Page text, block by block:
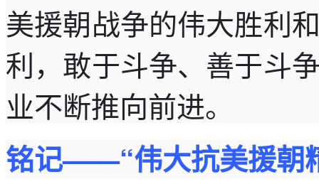
美援朝战争的伟大胜利
利，敢于斗争、善于斗
业不断推向前进。
铭记——“伟大抗美援朝